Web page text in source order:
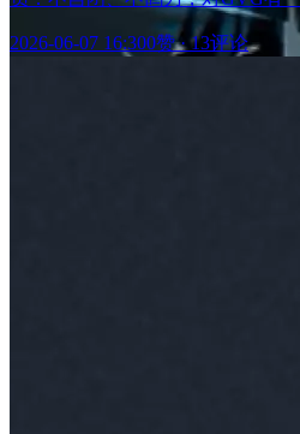
2026-06-07 16:300赞· 13评论